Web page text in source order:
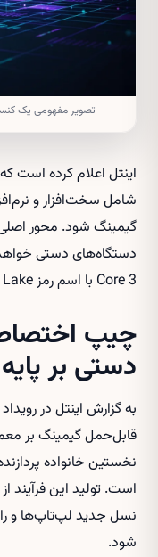
تصویر مفهومی یک
اینتل اعلام کرده است
شامل سخت‌افزار و
گیمینگ شود. محور
Core 3 با اسم رمز Panther Lake توسعه داده می‌شود.
چیپ
دستی بر پایه Panther Lake
نسل جدید لپ‌تاپ‌ها و
شود.